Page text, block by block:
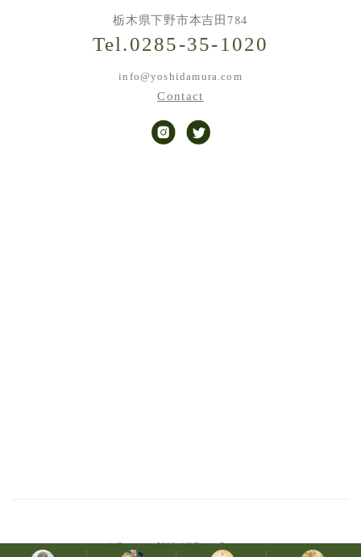
栃木県下野市本吉田784
Tel.0285-35-1020
info@yoshidamura.com
Contact
© Copyright 2019. All Rights Reserved